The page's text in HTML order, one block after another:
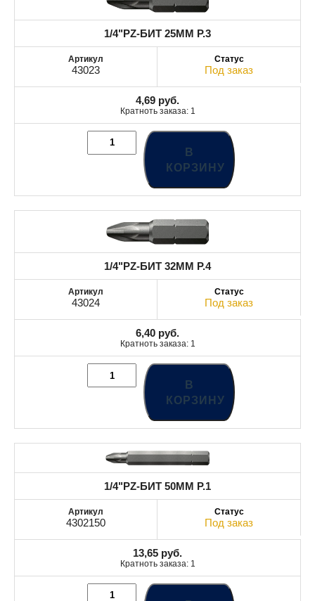
1/4"PZ-БИТ 25MM Р.3
43023 Под заказ
4,69 руб.
Кратноть заказа: 1
В
КОРЗИНУ
1/4"PZ-БИТ 32MM Р.4
43024 Под заказ
6,40 руб.
Кратноть заказа: 1
В
КОРЗИНУ
1/4"PZ-БИТ 50MM Р.1
4302150 Под заказ
13,65 руб.
Кратноть заказа: 1